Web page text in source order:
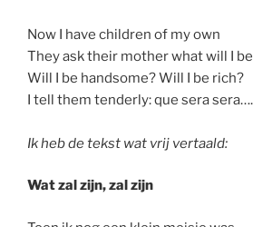
Now I have children of my own
They ask their mother what will I
Will I be handsome? Will I be rich?
I tell them tenderly: que sera sera….
Ik heb de tekst wat vrij vertaald:
Wat zal zijn, zal zijn